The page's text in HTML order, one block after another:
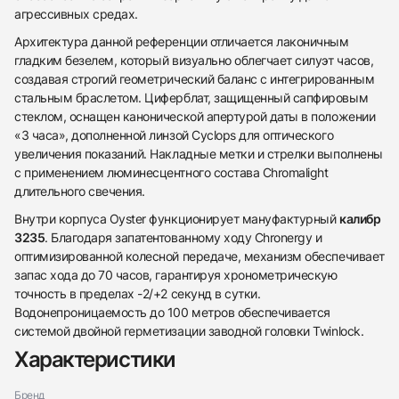
438
285
145
142
205
204
195
150
6
агрессивных средах.
Архитектура данной референции отличается лаконичным
гладким безелем, который визуально облегчает силуэт часов,
создавая строгий геометрический баланс с интегрированным
стальным браслетом. Циферблат, защищенный сапфировым
стеклом, оснащен канонической апертурой даты в положении
«3 часа», дополненной линзой Cyclops для оптического
увеличения показаний. Накладные метки и стрелки выполнены
с применением люминесцентного состава Chromalight
длительного свечения.
Внутри корпуса Oyster функционирует мануфактурный калибр
3235. Благодаря запатентованному ходу Chronergy и
оптимизированной колесной передаче, механизм обеспечивает
запас хода до 70 часов, гарантируя хронометрическую
точность в пределах -2/+2 секунд в сутки.
Водонепроницаемость до 100 метров обеспечивается
системой двойной герметизации заводной головки Twinlock.
Характеристики
Бренд